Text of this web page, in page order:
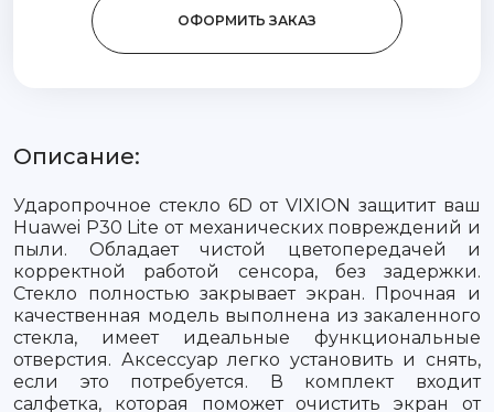
ОФОРМИТЬ ЗАКАЗ
Описание:
Ударопрочное стекло 6D от VIXION защитит ваш
Huawei P30 Lite от механических повреждений и
пыли. Обладает чистой цветопередачей и
корректной работой сенсора, без задержки.
Стекло полностью закрывает экран. Прочная и
качественная модель выполнена из закаленного
стекла, имеет идеальные функциональные
отверстия. Аксессуар легко установить и снять,
если это потребуется. В комплект входит
салфетка, которая поможет очистить экран от